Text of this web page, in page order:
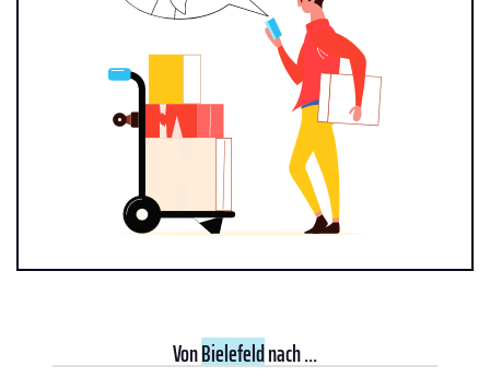
VonBielefeldnach ...